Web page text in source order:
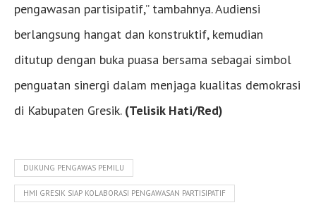
pengawasan partisipatif,” tambahnya. Audiensi
berlangsung hangat dan konstruktif, kemudian
ditutup dengan buka puasa bersama sebagai simbol
penguatan sinergi dalam menjaga kualitas demokrasi
di Kabupaten Gresik. (Telisik Hati/Red)
DUKUNG PENGAWAS PEMILU
HMI GRESIK SIAP KOLABORASI PENGAWASAN PARTISIPATIF